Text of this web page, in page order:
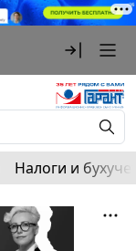
Налоги и